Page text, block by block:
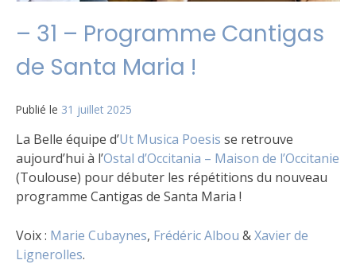
– 31 – Programme Cantigas
de Santa Maria !
Publié le 31 juillet 2025
La Belle équipe d’Ut Musica Poesis se retrouve
aujourd’hui à l’Ostal d’Occitania – Maison de l’Occitanie
(Toulouse) pour débuter les répétitions du nouveau
programme Cantigas de Santa Maria !
Voix : Marie Cubaynes, Frédéric Albou &Xavier de
Lignerolles.